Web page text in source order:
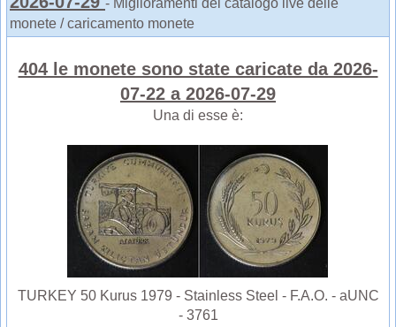
- Miglioramenti del catalogo live delle
monete / caricamento monete
404 le monete sono state caricate da 2026-
07-22 a 2026-07-29
Una di esse è:
TURKEY 50 Kurus 1979 - Stainless Steel - F.A.O. - aUNC
- 3761